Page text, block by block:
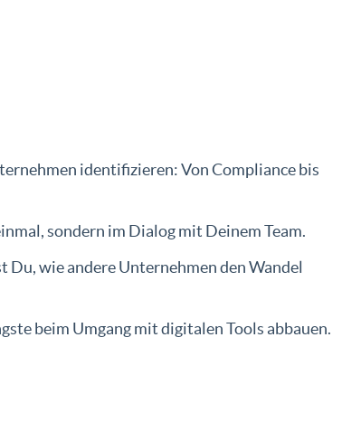
identifizieren: Von Compliance bis
sondern im Dialog mit Deinem Team.
wie andere Unternehmen den Wandel
beim Umgang mit digitalen Tools abbauen.